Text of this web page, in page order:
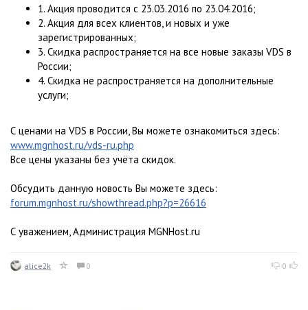
1. Акция проводится с 23.03.2016 по 23.04.2016;
2. Акция для всех клиентов, и новых и уже
зарегистрированных;
3. Скидка распространяется на все новые заказы VDS в
России;
4. Скидка не распространяется на дополнительные
услуги;
С ценами на VDS в России, Вы можете ознакомиться здесь:
www.mgnhost.ru/vds-ru.php
Все цены указаны без учёта скидок.
Обсудить данную новость Вы можете здесь:
forum.mgnhost.ru/showthread.php?p=26616
С уважением, Администрация MGNHost.ru
alice2k 0 0